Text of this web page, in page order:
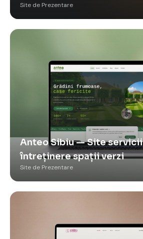
Site de Prezentare
Anteo Sibiu — Site servicii
întreținere spații verzi
Site de Prezentare